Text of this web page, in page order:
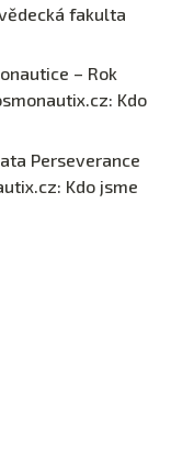
fakulta
– Rok
: Kdo
Perseverance
: Kdo jsme